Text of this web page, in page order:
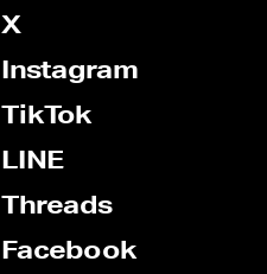
X
Instagram
TikTok
LINE
Threads
Facebook